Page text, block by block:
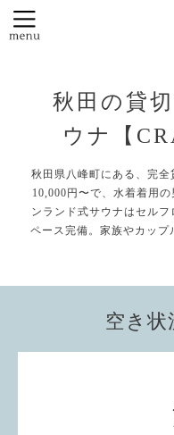
秋田の貸
ウナ【
秋田県八峰町にある、完
10,000円〜で、水着着用
ンランド式サウナはセル
ペース完備。家族やカッ
空き状